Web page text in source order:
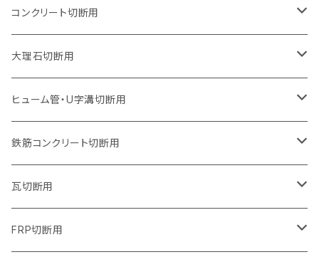
セグメントタイプ
205mm（8インチ）
セグメントタイプ
230mm（9インチ）
セグメントタイプ
305mm（12インチ）
セグメント
セグメント（特殊凸凹加工チップ）
355mm（14インチ）
セグメント
セグメント（特殊凸凹加工チップ）
405mm（16インチ）
セグメントタイプ
ウェーブタイプ
セグメントタイプ
ウェーブタイプ
180mm（7インチ）
セグメントタイプ
ウェーブタイプ
205mm（8インチ）
セグメントタイプ
ウェーブタイプ
230mm（9インチ）
セグメントタイプ
ウェーブタイプ
255mm（10インチ）
セグメントタイプ
305mm（12インチ）
セグメント
355mm（14インチ）
ウェーブタイプ
セグメントタイプ
ウェーブタイプ
150mm（6インチ）
セグメントタイプ
ウェーブタイプ
180mm（7インチ）
セグメントタイプ
ウェーブタイプ
205mm（8インチ）
セグメントタイプ
ウェーブタイプ
230mm（9インチ）
セグメントタイプ
ウェーブタイプ
255mm（10インチ）
セグメントタイプ
305mm（12インチ）
セグメントタイプ
セグメントタイプ（ビス穴付き
125mm（5インチ）
セグメントタイプ
セグメントタイプ（ビス穴付き
150mm（6インチ）
セグメントタイプ
180mm（7インチ）
セグメントタイプ
205mm（8インチ）
セグメントタイプ
230mm（9インチ）
セグメントタイプ
255mm（10インチ）
105mm（4インチ）
セグメントタイプ
セグメントタイプ（ビス穴付き
125mm（5インチ）
セグメントタイプ
セグメントタイプ（ビス穴付き
150mm（6インチ）
セグメントタイプ
180mm（7インチ）
セグメントタイプ
205mm（8インチ）
セグメントタイプ
230mm（9インチ）
コンクリート切断用
105mm（4インチ）
セグメントタイプ
ウェーブタイプ
125mm（5インチ）
セグメントタイプ
ウェーブタイプ
150mm（6インチ）
セグメントタイプ
ウェーブタイプ
180mm（7インチ）
セグメントタイプ
205mm（8インチ）
大理石切断用
125mm（5インチ）
ヒューム管・U字溝切断用
105mm（4インチ）
セグメントタイプ
125mm（5インチ）
セグメントタイプ
150mm（6インチ）
鉄筋コンクリート切断用
305mm（12インチ）
セグメントタイプ
355mm（14インチ）
瓦切断用
105mm（4インチ）
FRP切断用